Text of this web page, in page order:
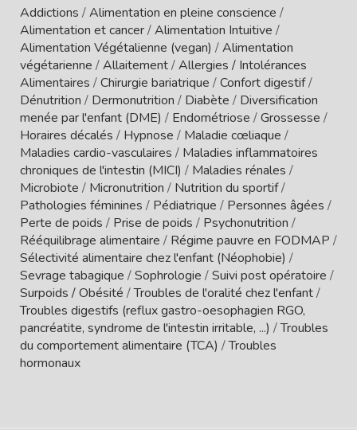
Addictions /Alimentation en pleine conscience /
Alimentation et cancer/Alimentation Intuitive /
Alimentation Végétalienne (vegan) /Alimentation
végétarienne /Allaitement/Allergies / Intolérances
Alimentaires /Chirurgie bariatrique /Confort digestif/
Dénutrition / Dermonutrition / Diabète / Diversification
menée par l'enfant (DME) / Endométriose /Grossesse /
Horaires décalés / Hypnose / Maladie cœliaque /
Maladies cardio-vasculaires / Maladies inflammatoires
chroniques de l'intestin (MICI) / Maladies rénales /
Microbiote / Micronutrition / Nutrition du sportif/
Pathologies féminines / Pédiatrique / Personnes âgées /
Perte de poids / Prise de poids / Psychonutrition /
Rééquilibrage alimentaire / Régime pauvre en FODMAP /
Sélectivité alimentaire chez l'enfant (Néophobie) /
Sevrage tabagique /Sophrologie /Suivi post opératoire /
Surpoids / Obésité /Troubles de l'oralité chez l'enfant/
Troubles digestifs (reflux gastro-oesophagien RGO,
pancréatite, syndrome de l'intestin irritable, ...) /Troubles
du comportement alimentaire (TCA) /Troubles
hormonaux